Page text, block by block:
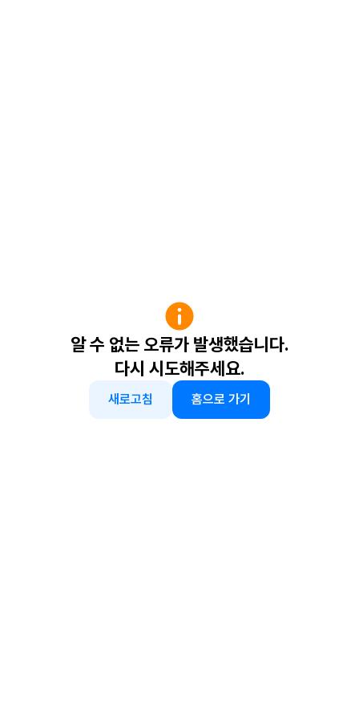
알 수 없는 오류가 발생했습니다.
다시 시도해주세요.
새로고침 홈으로 가기